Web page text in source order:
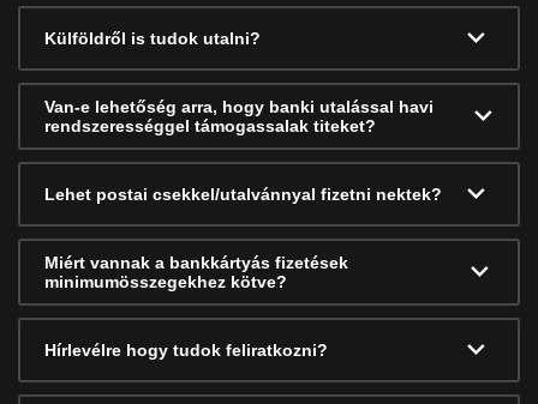
Külföldről is tudok utalni?
Van-e lehetőség arra, hogy banki utalással havi
rendszerességgel támogassalak titeket?
Lehet postai csekkel/utalvánnyal fizetni nektek?
Miért vannak a bankkártyás fizetések
minimumösszegekhez kötve?
Hírlevélre hogy tudok feliratkozni?